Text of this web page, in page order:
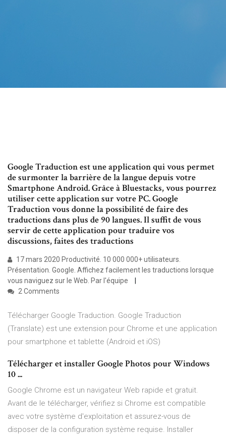
Google Traduction est une application qui vous permet
de surmonter la barrière de la langue depuis votre
Smartphone Android. Grâce à Bluestacks, vous pourrez
utiliser cette application sur votre PC. Google
Traduction vous donne la possibilité de faire des
traductions dans plus de 90 langues. Il suffit de vous
servir de cette application pour traduire vos
discussions, faites des traductions
17 mars 2020 Productivité. 10 000 000+ utilisateurs.
Présentation. Google. Affichez facilement les traductions lorsque
vous naviguez sur le Web. Par l'équipe
2 Comments
Télécharger Google Traduction. Google Traduction
(Translate) est une extension pour Chrome et une application
pour smartphone et tablette (Android et iOS)
Télécharger et installer Google Photos pour Windows
10 ...
Google Chrome est un navigateur Web rapide et gratuit.
Avant de le télécharger, vérifiez si Chrome est compatible
avec votre système d'exploitation et assurez-vous de
disposer de la configuration système requise. Installer